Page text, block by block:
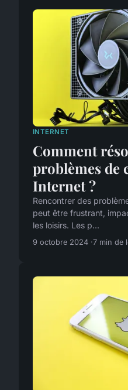
INTERNET
Comment
problèmes de
Internet ?
Rencontrer des
peut être frustrant,
les loisirs. Les p...
9 octobre 2024 7 min de